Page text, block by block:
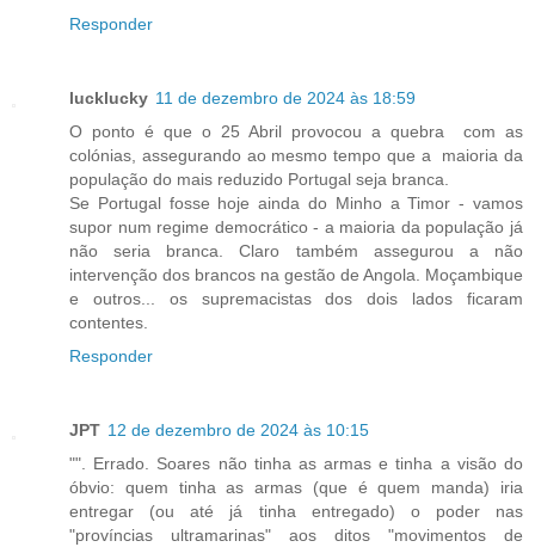
Responder
lucklucky 11 de dezembro de 2024 às 18:59
O ponto é que o 25 Abril provocou a quebra com as
colónias, assegurando ao mesmo tempo que a maioria da
população do mais reduzido Portugal seja branca.
Se Portugal fosse hoje ainda do Minho a Timor - vamos
supor num regime democrático - a maioria da população já
não seria branca. Claro também assegurou a não
intervenção dos brancos na gestão de Angola. Moçambique
e outros... os supremacistas dos dois lados ficaram
contentes.
Responder
JPT 12 de dezembro de 2024 às 10:15
"". Errado. Soares não tinha as armas e tinha a visão do
óbvio: quem tinha as armas (que é quem manda) iria
entregar (ou até já tinha entregado) o poder nas
"províncias ultramarinas" aos ditos "movimentos de